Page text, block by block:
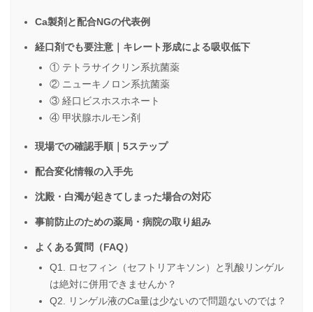
Ca製剤と配合NGの代表例
経口剤でも要注意｜キレート形成による吸収低下
① テトラサイクリン系抗菌薬
② ニューキノロン系抗菌薬
③ 経口ビスホスホネート
④ 甲状腺ホルモン剤
現場での確認手順｜5ステップ
配合変化情報の入手先
沈殿・白濁が起きてしまった場合の対応
事前防止のための薬局・病院の取り組み
よくある質問（FAQ）
Q1. ロセフィン（セフトリアキソン）と乳酸リンゲル
は絶対に併用できませんか？
Q2. リンゲル液のCa量は少ないので問題ないのでは？